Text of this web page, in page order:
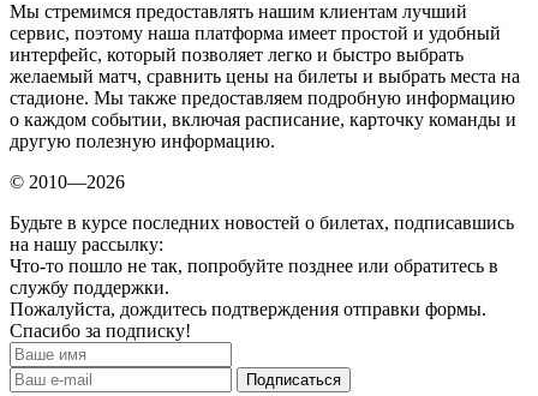
Мы стремимся предоставлять нашим клиентам лучший
сервис, поэтому наша платформа имеет простой и удобный
интерфейс, который позволяет легко и быстро выбрать
желаемый матч, сравнить цены на билеты и выбрать места на
стадионе. Мы также предоставляем подробную информацию
о каждом событии, включая расписание, карточку команды и
другую полезную информацию.
© 2010—2026
Будьте в курсе последних новостей о билетах, подписавшись
на нашу рассылку:
Что-то пошло не так, попробуйте позднее или обратитесь в
службу поддержки.
Пожалуйста, дождитесь подтверждения отправки формы.
Спасибо за подписку!
Подписаться